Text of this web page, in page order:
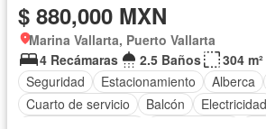
$ 880,000 MXN
Marina Vallarta, Puerto Vallarta
4 Recámaras
2.5 Baños
304 m²
Seguridad
Estacionamiento Alberca
Cuarto de servicio
Balcón Electricidad